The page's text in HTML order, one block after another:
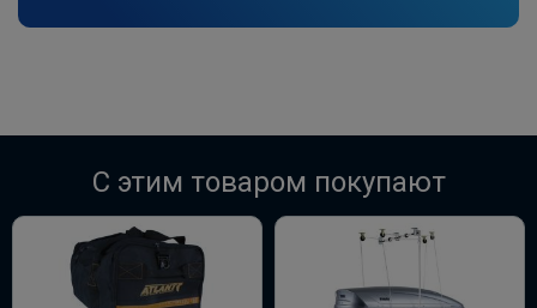
C этим товаром покупают